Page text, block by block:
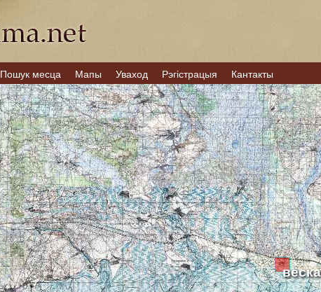
Пошук месца Мапы Уваход Рэгістрацыя Кантакты